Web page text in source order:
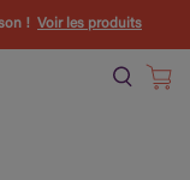
! Voir les produits